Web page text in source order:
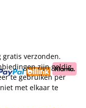
verzonden.
zijn geldig
te gebruiken per
met elkaar te